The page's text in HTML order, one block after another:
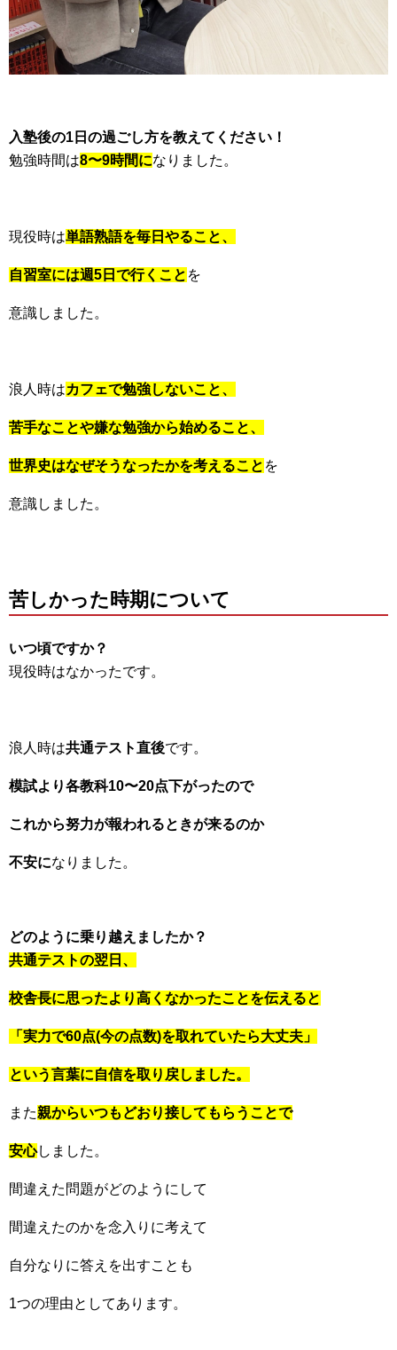
入塾後の1日の過ごし方を教えてください！
勉強時間は8〜9時間になりました。
現役時は単語熟語を毎日やること、
自習室には週5日で行くこと を
意識しました。
浪人時はカフェで勉強しないこと、
苦手なことや嫌な勉強から始めること、
世界史はなぜそうなったかを考えること を
意識しました。
苦しかった時期について
いつ頃ですか？
現役時はなかったです。
浪人時は共通テスト直後です。
模試より各教科10〜20点下がったので
これから努力が報われるときが来るのか
不安になりました。
どのように乗り越えましたか？
共通テストの翌日、
校舎長に思ったより高くなかったことを伝えると
「実力で60点(今の点数)を取れていたら大丈夫」
という言葉に自信を取り戻しました。
また親からいつもどおり接してもらうことで
安心しました。
間違えた問題がどのようにして
間違えたのかを念入りに考えて
自分なりに答えを出すことも
1つの理由としてあります。